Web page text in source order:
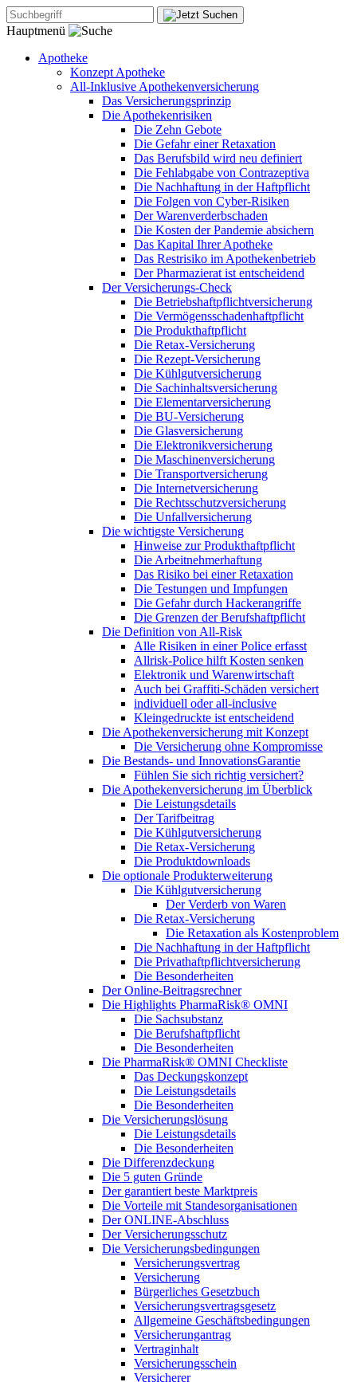
Hauptmenü
Apotheke
Konzept Apotheke
All-Inklusive Apothekenversicherung
Das Versicherungsprinzip
Die Apothekenrisiken
Die Zehn Gebote
Die Gefahr einer Retaxation
Das Berufsbild wird neu definiert
Die Fehlabgabe von Contrazeptiva
Die Nachhaftung in der Haftpflicht
Die Folgen von Cyber-Risiken
Der Warenverderbschaden
Die Kosten der Pandemie absichern
Das Kapital Ihrer Apotheke
Das Restrisiko im Apothekenbetrieb
Der Pharmazierat ist entscheidend
Der Versicherungs-Check
Die Betriebshaftpflichtversicherung
Die Vermögensschadenhaftpflicht
Die Produkthaftpflicht
Die Retax-Versicherung
Die Rezept-Versicherung
Die Kühlgutversicherung
Die Sachinhaltsversicherung
Die Elementarversicherung
Die BU-Versicherung
Die Glasversicherung
Die Elektronikversicherung
Die Maschinenversicherung
Die Transportversicherung
Die Internetversicherung
Die Rechtsschutzversicherung
Die Unfallversicherung
Die wichtigste Versicherung
Hinweise zur Produkthaftpflicht
Die Arbeitnehmerhaftung
Das Risiko bei einer Retaxation
Die Testungen und Impfungen
Die Gefahr durch Hackerangriffe
Die Grenzen der Berufshaftpflicht
Die Definition von All-Risk
Alle Risiken in einer Police erfasst
Allrisk-Police hilft Kosten senken
Elektronik und Warenwirtschaft
Auch bei Graffiti-Schäden versichert
individuell oder all-inclusive
Kleingedruckte ist entscheidend
Die Apothekenversicherung mit Konzept
Die Versicherung ohne Kompromisse
Die Bestands- und InnovationsGarantie
Fühlen Sie sich richtig versichert?
Die Apothekenversicherung im Überblick
Die Leistungsdetails
Der Tarifbeitrag
Die Kühlgutversicherung
Die Retax-Versicherung
Die Produktdownloads
Die optionale Produkterweiterung
Die Kühlgutversicherung
Der Verderb von Waren
Die Retax-Versicherung
Die Retaxation als Kostenproblem
Die Nachhaftung in der Haftpflicht
Die Privathaftpflichtversicherung
Die Besonderheiten
Der Online-Beitragsrechner
Die Highlights PharmaRisk® OMNI
Die Sachsubstanz
Die Berufshaftpflicht
Die Besonderheiten
Die PharmaRisk® OMNI Checkliste
Das Deckungskonzept
Die Leistungsdetails
Die Besonderheiten
Die Versicherungslösung
Die Leistungsdetails
Die Besonderheiten
Die Differenzdeckung
Die 5 guten Gründe
Der garantiert beste Marktpreis
Die Vorteile mit Standesorganisationen
Der ONLINE-Abschluss
Der Versicherungsschutz
Die Versicherungsbedingungen
Versicherungsvertrag
Versicherung
Bürgerliches Gesetzbuch
Versicherungsvertragsgesetz
Allgemeine Geschäftsbedingungen
Versicherungantrag
Vertraginhalt
Versicherungsschein
Versicherer